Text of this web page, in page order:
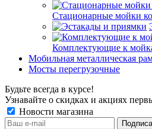
Стационарные мойки
Комплектующие к
Мобильная металлическая
Мосты перегрузочные
Будьте всегда в курсе!
Узнавайте о скидках и акциях
Новости магазина